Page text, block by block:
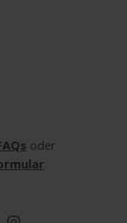
oder
.